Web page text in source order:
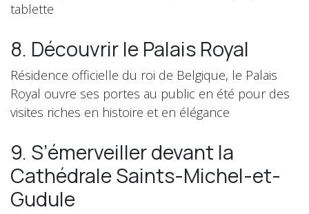
tablette
8. Découvrir le Palais Royal
Résidence officielle du roi de Belgique, le Palais
Royal ouvre ses portes au public en été pour des
visites riches en histoire et en élégance
9. S’émerveiller devant la
Cathédrale Saints-Michel-et-
Gudule